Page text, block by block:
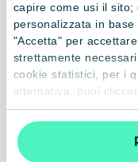
capire come usi il
personalizzata in
"Accetta" per
strettamente
cookie statistici, per i
alternativa, puoi
le categorie di cookie
“X” le impostazioni
quindi la navigazione
strumenti di